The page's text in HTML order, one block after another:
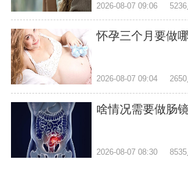
2026-08-07 09:06
怀孕三个月要做
2026-08-07 09:04
啥情况需要做肠
2026-08-07 08:30